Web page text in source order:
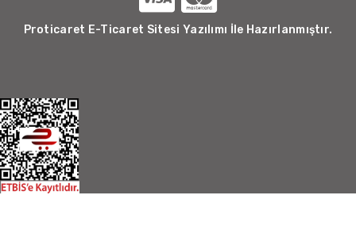
Proticaret E-Ticaret Sitesi Yazılımı İle Hazırlanmıştır.